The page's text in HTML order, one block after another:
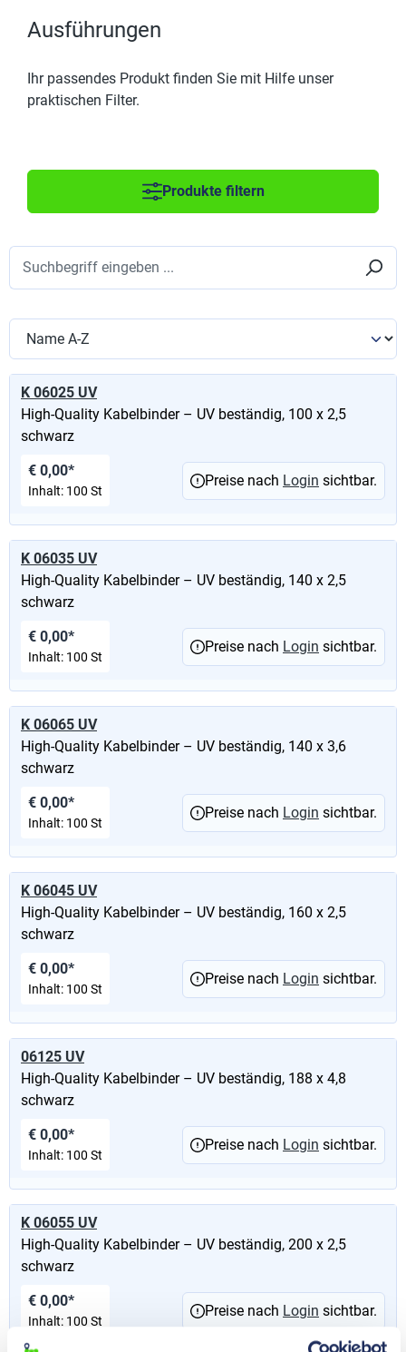
Ausführungen
Ihr passendes Produkt finden Sie mit Hilfe unser
praktischen Filter.
Produkte filtern
K 06025 UV
High-Quality Kabelbinder – UV beständig, 100 x 2,5
schwarz
€ 0,00*
Inhalt: 100 St
Preise nach Login sichtbar.
K 06035 UV
High-Quality Kabelbinder – UV beständig, 140 x 2,5
schwarz
€ 0,00*
Inhalt: 100 St
Preise nach Login sichtbar.
K 06065 UV
High-Quality Kabelbinder – UV beständig, 140 x 3,6
schwarz
€ 0,00*
Inhalt: 100 St
Preise nach Login sichtbar.
K 06045 UV
High-Quality Kabelbinder – UV beständig, 160 x 2,5
schwarz
€ 0,00*
Inhalt: 100 St
Preise nach Login sichtbar.
06125 UV
High-Quality Kabelbinder – UV beständig, 188 x 4,8
schwarz
€ 0,00*
Inhalt: 100 St
Preise nach Login sichtbar.
K 06055 UV
High-Quality Kabelbinder – UV beständig, 200 x 2,5
schwarz
€ 0,00*
Inhalt: 100 St
Preise nach Login sichtbar.